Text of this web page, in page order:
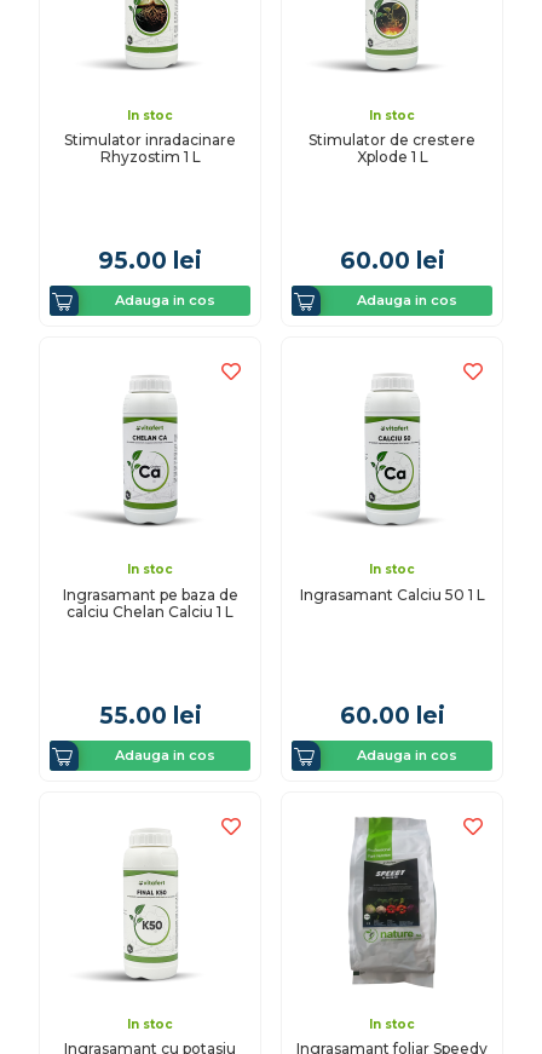
In stoc
Stimulator inradacinare
Rhyzostim 1 L
95.00 lei
Adauga in cos
In stoc
Stimulator de crestere
Xplode 1 L
60.00 lei
Adauga in cos
In stoc
Ingrasamant pe baza de
calciu Chelan Calciu 1 L
55.00 lei
Adauga in cos
In stoc
Ingrasamant Calciu 50 1 L
60.00 lei
Adauga in cos
In stoc
Ingrasamant cu potasiu
In stoc
Ingrasamant foliar Speedy